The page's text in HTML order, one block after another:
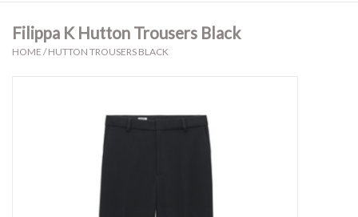
Cadeaus
Filippa K Hutton Trousers Black
HOME /HUTTON TROUSERS BLACK